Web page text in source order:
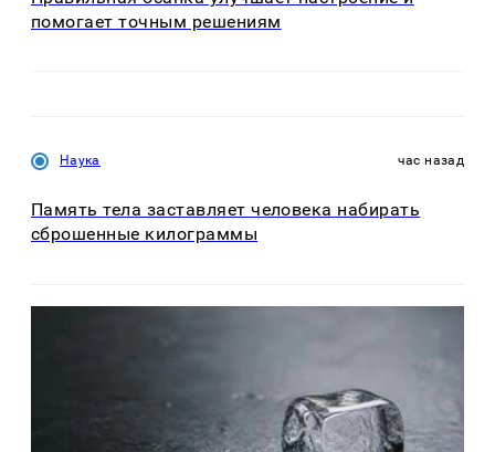
помогает точным решениям
Наука час назад
Память тела заставляет человека набирать
сброшенные килограммы